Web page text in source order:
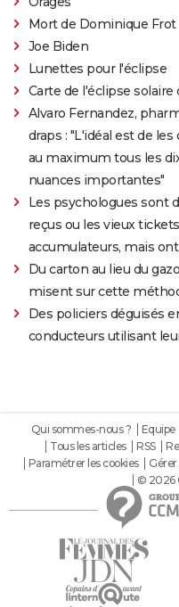
Mort de Dominique Frot
Joe Biden
Lunettes pour l'éclipse
Carte de l'éclipse solaire
Alvaro Fernandez,
draps : "L'idéal est de
au maximum tous les
nuances importantes"
Les psychologues sont
reçus ou les vieux
accumulateurs, mais
Du carton au lieu du
misent sur cette
Des policiers déguisés
conducteurs utilisant
Qui sommes-nous ? Equipe
Tous les articles
RSS
Paramétrer les cookies
© 2026